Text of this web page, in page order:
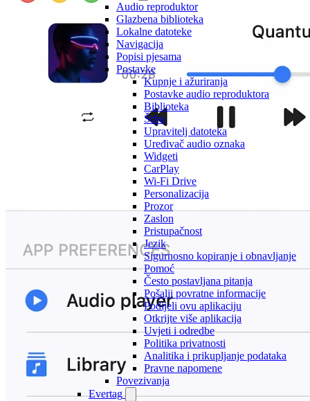
Audio reproduktor
Glazbena biblioteka
Lokalne datoteke
Navigacija
Popisi pjesama
Postavke
Kupnje i ažuriranja
Postavke audio reproduktora
Biblioteka
Šifra
Upravitelj datoteka
Uređivač audio oznaka
Widgeti
CarPlay
Wi-Fi Drive
Personalizacija
Prozor
Zaslon
Pristupačnost
Jezik
Sigurnosno kopiranje i obnavljanje
Pomoć
Često postavljana pitanja
Pošalji povratne informacije
Podijeli ovu aplikaciju
Otkrijte više aplikacija
Uvjeti i odredbe
Politika privatnosti
Analitika i prikupljanje podataka
Pravne napomene
Povezivanja
Evertag